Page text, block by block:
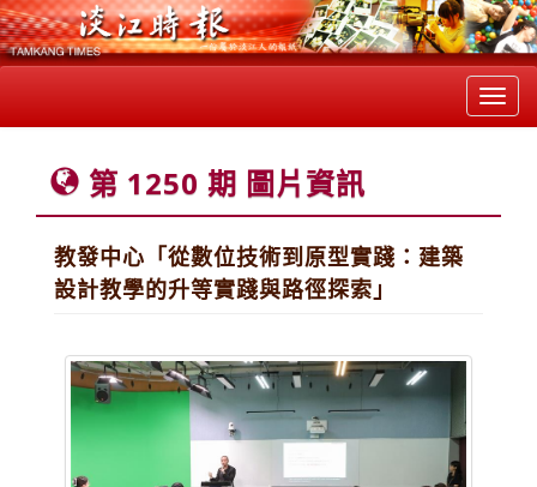
第 1250 期 圖片資訊
教發中心「從數位技術到原型實踐：建築
設計教學的升等實踐與路徑探索」